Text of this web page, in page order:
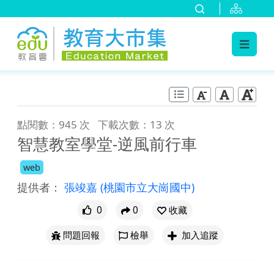
點閱數：945 次 下載次數：13 次
智慧教室學堂-逆風前行車
web
提供者： 張竣嘉 (桃園市立大崗國中)
0 0
收藏
問題回報
檢舉 加入追蹤